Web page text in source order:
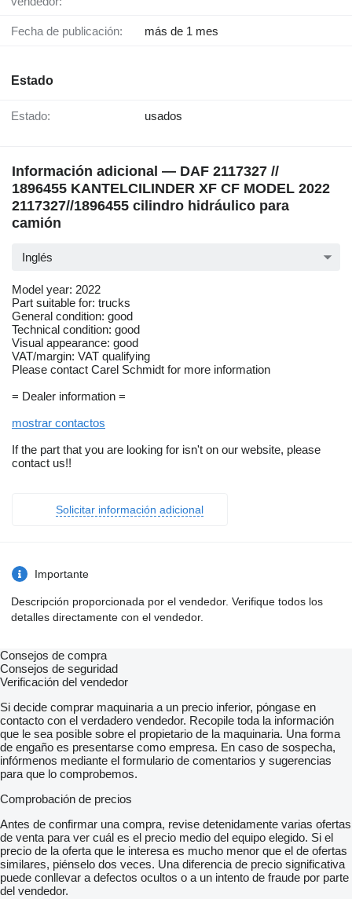
Fecha de publicación: más de 1 mes
Estado
Estado: usados
Información adicional — DAF 2117327 //
1896455 KANTELCILINDER XF CF MODEL 2022
2117327//1896455 cilindro hidráulico para
camión
Inglés
Model year: 2022
Part suitable for: trucks
General condition: good
Technical condition: good
Visual appearance: good
VAT/margin: VAT qualifying
Please contact Carel Schmidt for more information
= Dealer information =
mostrar contactos
If the part that you are looking for isn't on our website, please
contact us!!
Solicitar información adicional
Importante
Descripción proporcionada por el vendedor. Verifique todos los
detalles directamente con el vendedor.
Consejos de compra
Consejos de seguridad
Verificación del vendedor
Si decide comprar maquinaria a un precio inferior, póngase en
contacto con el verdadero vendedor. Recopile toda la información
que le sea posible sobre el propietario de la maquinaria. Una forma
de engaño es presentarse como empresa. En caso de sospecha,
infórmenos mediante el formulario de comentarios y sugerencias
para que lo comprobemos.
Comprobación de precios
Antes de confirmar una compra, revise detenidamente varias ofertas
de venta para ver cuál es el precio medio del equipo elegido. Si el
precio de la oferta que le interesa es mucho menor que el de ofertas
similares, piénselo dos veces. Una diferencia de precio significativa
puede conllevar a defectos ocultos o a un intento de fraude por parte
del vendedor.